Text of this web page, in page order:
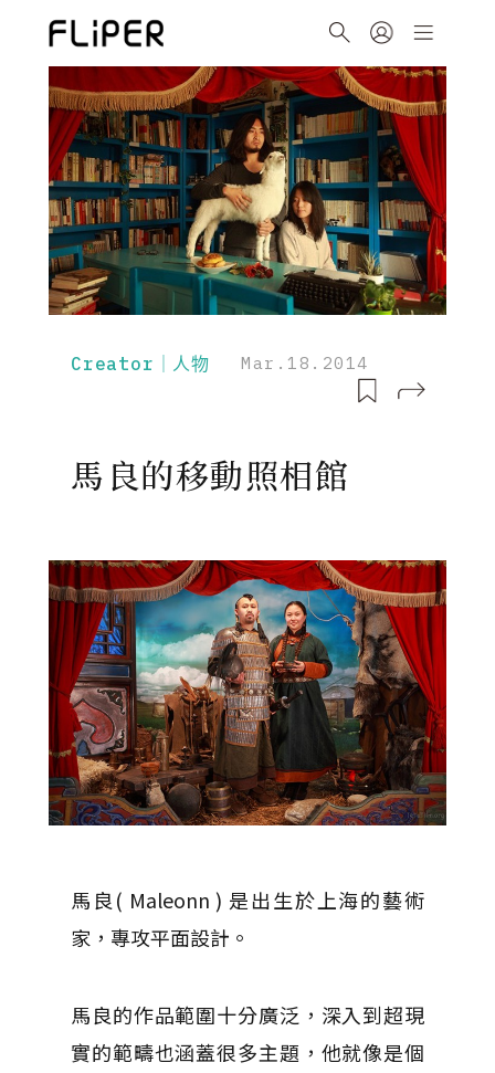
Creator｜人物 Mar.18.2014
馬良的移動照相館
馬良( Maleonn ) 是出生於上海的藝術
家，專攻平面設計。
馬良的作品範圍十分廣泛，深入到超現
實的範疇也涵蓋很多主題，他就像是個